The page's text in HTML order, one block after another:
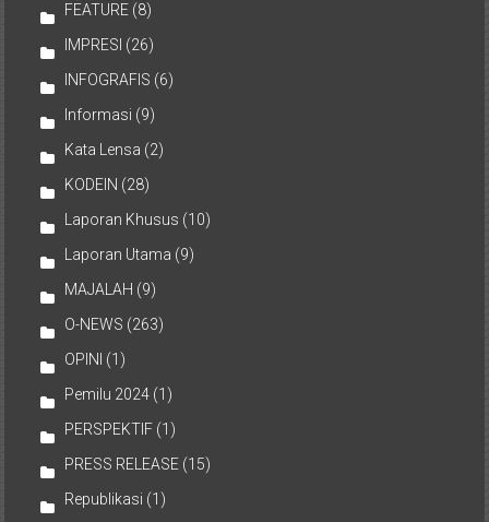
FEATURE (8)
IMPRESI (26)
INFOGRAFIS (6)
Informasi (9)
Kata Lensa (2)
KODEIN (28)
Laporan Khusus (10)
Laporan Utama (9)
MAJALAH (9)
O-NEWS (263)
OPINI (1)
Pemilu 2024 (1)
PERSPEKTIF (1)
PRESS RELEASE (15)
Republikasi (1)